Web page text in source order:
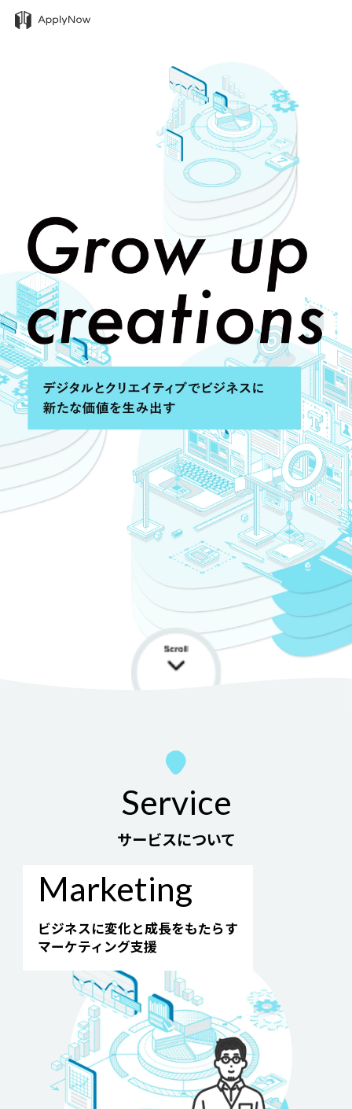
Service
サービスについて
Marketing
ビジネスに変化と成長をもたらす
マーケティング支援